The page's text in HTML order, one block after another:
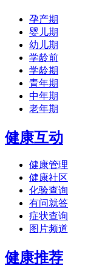
孕产期
婴儿期
幼儿期
学龄前
学龄期
青年期
中年期
老年期
健康互动
健康管理
健康社区
化验查询
有问就答
症状查询
图片频道
健康推荐